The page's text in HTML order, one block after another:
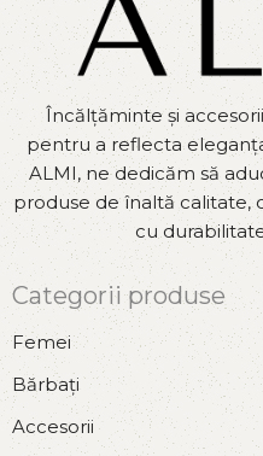
Încălțăminte și
pentru a reflecta
ALMI, ne dedicăm să
produse de înaltă calitate,
cu
Categorii produse
Femei
Bărbați
Accesorii